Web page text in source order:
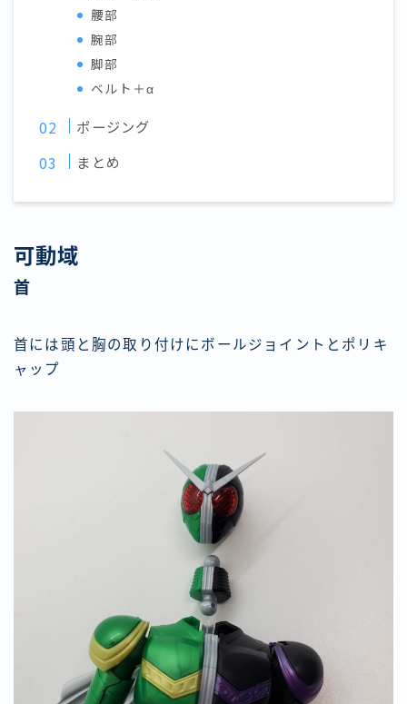
腰部
腕部
脚部
ベルト＋α
ポージング
まとめ
可動域
首
首には頭と胸の取り付けにボールジョイントとポリキ
ャップ